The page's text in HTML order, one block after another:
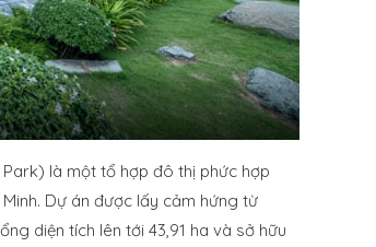
là một tổ hợp đô thị phức hợp
Dự án được lấy cảm hứng từ
diện tích lên tới 43,91 ha và sở hữu